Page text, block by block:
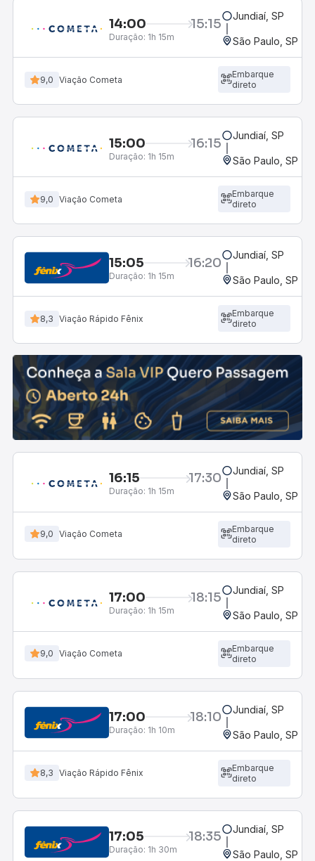
14:00 15:15
Duração: 1h 15m
Jundiaí, SP
São Paulo, SP -
9,0 Viação Cometa
Embarque
direto
15:00 16:15
Duração: 1h 15m
Jundiaí, SP
São Paulo, SP -
9,0 Viação Cometa
Embarque
direto
15:05 16:20
Duração: 1h 15m
Jundiaí, SP
São Paulo, SP -
8,3 Viação Rápido Fênix
Embarque
direto
16:15 17:30
Duração: 1h 15m
Jundiaí, SP
São Paulo, SP -
9,0 Viação Cometa
Embarque
direto
17:00 18:15
Duração: 1h 15m
Jundiaí, SP
São Paulo, SP -
9,0 Viação Cometa
Embarque
direto
17:00 18:10
Duração: 1h 10m
Jundiaí, SP
São Paulo, SP -
8,3 Viação Rápido Fênix
Embarque
direto
17:05 18:35
Duração: 1h 30m
Jundiaí, SP
São Paulo, SP -